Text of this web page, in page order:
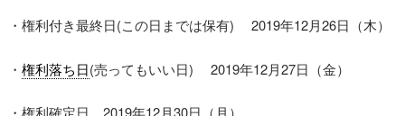
・権利付き最終日(この日までは保有) 2019年12月26日（木）
・ 権利落ち日(売ってもいい日) 2019年12月27日（金）
・権利確定日 2019年12月30日（月）